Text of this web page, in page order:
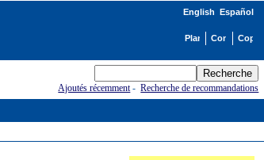
English Español
Ajoutés récemment-Recherche de recommandations